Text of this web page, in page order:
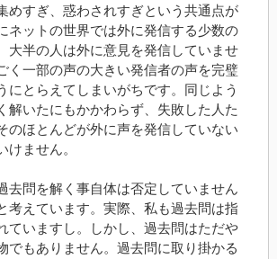
めすぎ、惑わされすぎという共通点が
ネットの世界では外に発信する少数の
大半の人は外に意見を発信していませ
く一部の声の大きい発信者の声を完璧
にとらえてしまいがちです。同じよう
解いたにもかかわらず、失敗した人た
のほとんどが外に声を発信していない
けません。
去問を解く事自体は否定していません
考えています。実際、私も過去問は指
ていますし。しかし、過去問はただや
でもありません。過去問に取り掛かる